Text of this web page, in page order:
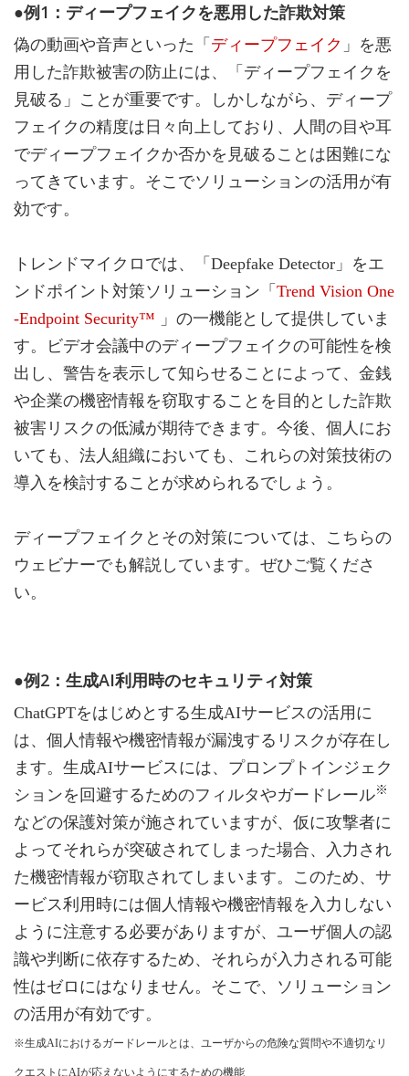
●例1：ディープフェイクを悪用した詐欺対策
偽の動画や音声といった「 ディープフェイク 」を悪
用した詐欺被害の防止には、「ディープフェイクを
見破る」ことが重要です。しかしながら、ディープ
フェイクの精度は日々向上しており、人間の目や耳
でディープフェイクか否かを見破ることは困難にな
ってきています。そこでソリューションの活用が有
効です。
トレンドマイクロでは、「Deepfake Detector」をエ
ンドポイント対策ソリューション「 Trend Vision One
-Endpoint Security™ 」の一機能として提供していま
す。ビデオ会議中のディープフェイクの可能性を検
出し、警告を表示して知らせることによって、金銭
や企業の機密情報を窃取することを目的とした詐欺
被害リスクの低減が期待できます。今後、個人にお
いても、法人組織においても、これらの対策技術の
導入を検討することが求められるでしょう。
ディープフェイクとその対策については、こちらの
ウェビナーでも解説しています。ぜひご覧くださ
い。
●例2：生成AI利用時のセキュリティ対策
ChatGPTをはじめとする生成AIサービスの活用に
は、個人情報や機密情報が漏洩するリスクが存在し
ます。生成AIサービスには、プロンプトインジェク
ションを回避するためのフィルタやガードレール※
などの保護対策が施されていますが、仮に攻撃者に
よってそれらが突破されてしまった場合、入力され
た機密情報が窃取されてしまいます。このため、サ
ービス利用時には個人情報や機密情報を入力しない
ように注意する必要がありますが、ユーザ個人の認
識や判断に依存するため、それらが入力される可能
性はゼロにはなりません。そこで、ソリューション
の活用が有効です。
※生成AIにおけるガードレールとは、ユーザからの危険な質問や不適切なリ
クエストにAIが応えないようにするための機能